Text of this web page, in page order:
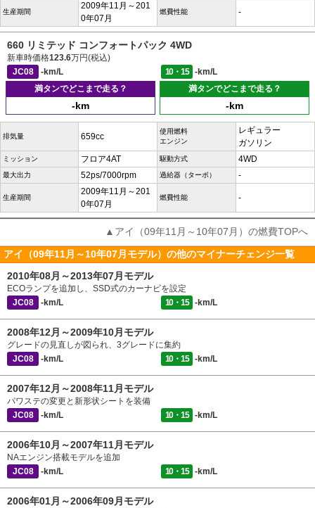
生産期間
2009年11月～201
0年07月
燃費性能 -
660 リミテッド コンフォートパック 4WD
新車時価格123.6万円(税込)
JC08
-km/L 10・15
-km/L
満タンでどこまで走る？
-km
満タンでどこまで走る？
-km
排気量 659cc
使用燃料
エンジン
レギュラー
ガソリン
ミッション フロア4AT 駆動方式 4WD
最大出力 52ps/7000rpm 過給器（ターボ） -
生産期間
2009年11月～201
0年07月
燃費性能 -
▲アイ（09年11月～10年07月）の燃費TOPへ
アイ（09年11月～10年07月モデル）の他のマイナーチェンジ一覧
2010年08月～2013年07月モデル
ECOランプを追加し、SSD式のカーナビを設定
JC08
-km/L 10・15 -km/L
2008年12月～2009年10月モデル
グレードの見直しが図られ、3グレードに集約
JC08
-km/L 10・15 -km/L
2007年12月～2008年11月モデル
パワステの変更と新形状シートを装備
JC08
-km/L 10・15 -km/L
2006年10月～2007年11月モデル
NAエンジン搭載モデルを追加
JC08
-km/L 10・15 -km/L
2006年01月～2006年09月モデル